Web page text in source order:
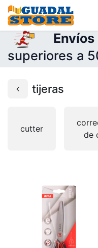
superiores a
tijeras
cutter
de